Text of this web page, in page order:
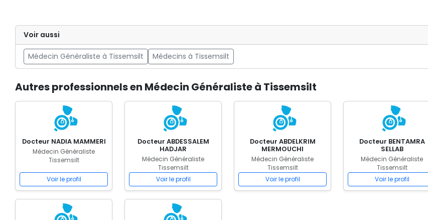
Voir aussi
Médecin Généraliste à Tissemsilt Médecins à Tissemsilt
Autres professionnels en Médecin Généraliste à Tissemsilt
Docteur NADIA MAMMERI
Médecin Généraliste
Tissemsilt
Voir le profil
Docteur ABDESSALEM
HADJAR
Médecin Généraliste
Tissemsilt
Voir le profil
Docteur ABDELKRIM
MERMOUCHI
Médecin Généraliste
Tissemsilt
Voir le profil
Docteur BENTAMRA
SELLAB
Médecin Généraliste
Tissemsilt
Voir le profil